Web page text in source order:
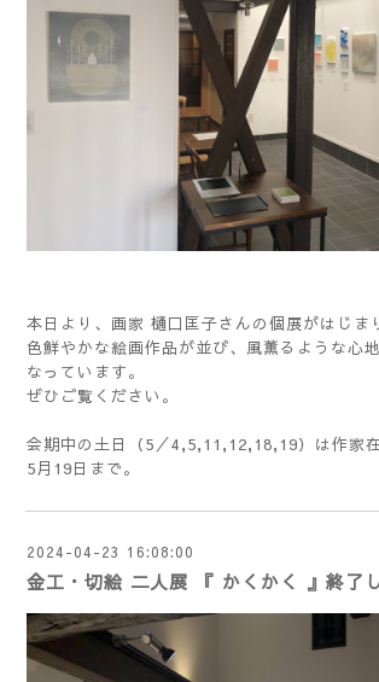
本日より、画家 樋口匡子さんの個展がはじま
色鮮やかな絵画作品が並び、風薫るような心
なっています。
ぜひご覧ください。
会期中の土日（5／4,5,11,12,18,19）は作家在
5月19日まで。
2024-04-23 16:08:00
金工・切絵 二人展 『 かくかく 』終了